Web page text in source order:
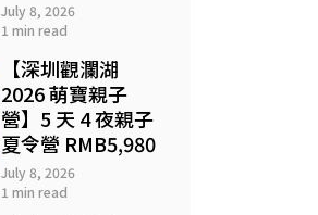
July 8, 2026
1 min read
【深圳觀瀾湖
2026 萌寶親子
營】5 天 4 夜親子
夏令營 RMB5,980
July 8, 2026
1 min read